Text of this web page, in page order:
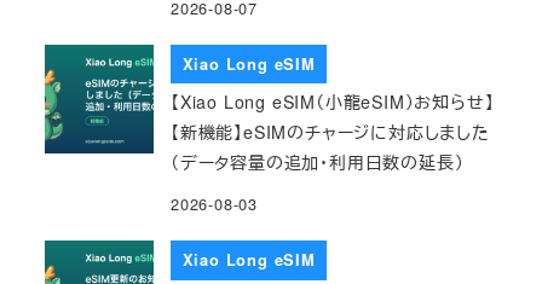
2026-08-07
Xiao Long eSIM
【Xiao Long eSIM（小龍eSIM）お知らせ】
【新機能】eSIMのチャージに対応しました
（データ容量の追加・利用日数の延長）
2026-08-03
Xiao Long eSIM